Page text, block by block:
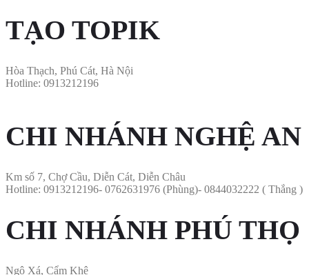
TẠO TOPIK​
Hòa Thạch, Phú Cát, Hà Nội
Hotline: 0913212196
CHI NHÁNH NGHỆ AN
Km số 7, Chợ Cầu, Diễn Cát, Diễn Châu
Hotline: 0913212196- 0762631976 (Phùng)- 0844032222 ( Thắng )
CHI NHÁNH PHÚ THỌ
Ngô Xá, Cẩm Khê